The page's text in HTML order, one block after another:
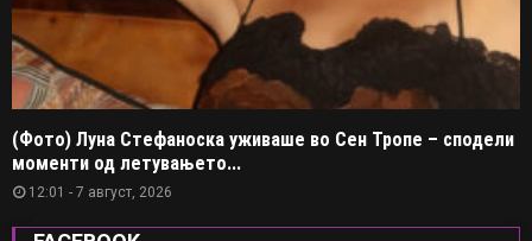
(Фото) Луна Стефаноска уживаше во Сен Тропе – сподели
моменти од летувањето...
12:01 - 7 август, 2026